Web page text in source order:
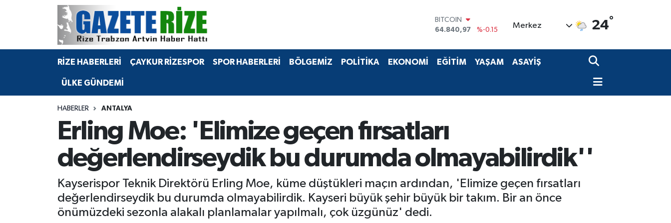
BITCOIN
64.840,97
%-0.15
EURO
55,2510
%0.32
GRAM ALTIN
13.779
Merkez 24°
RİZE HABERLERİ ÇAYKUR RİZESPOR SPOR HABERLERİ BÖLGEMİZ POLİTİKA EKONOMİ EĞİTİM YAŞAM ASAYİŞ
ÜLKE GÜNDEMİ
HABERLER ANTALYA
Erling Moe: 'Elimize geçen fırsatları
değerlendirseydik bu durumda olmayabilirdik''
Kayserispor Teknik Direktörü Erling Moe, küme düştükleri maçın ardından, 'Elimize geçen fırsatları
değerlendirseydik bu durumda olmayabilirdik. Kayseri büyük şehir büyük bir takım. Bir an önce
önümüzdeki sezonla alakalı planlamalar yapılmalı, çok üzgünüz' dedi.
BÖLGEMİZ
Bilim Teknoloji
Advertising news
Canlı Maç
Merkez Nöbetçi Eczaneler
Merkez Hava Durumu
Merkez Trafik Yoğunluk Haritası
Tüm Manşetler
Son Dakika Haberleri
Haber Arşivi